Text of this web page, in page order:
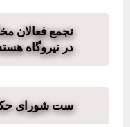
تجمع فعالان
در نیروگاه
ست شورای